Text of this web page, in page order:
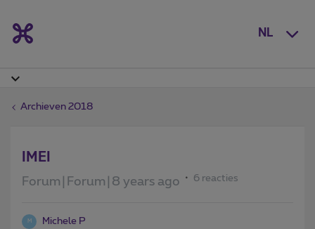
NL
Archieven 2018
IMEI
Forum|Forum|8 years ago 6 reacties
M Michele P